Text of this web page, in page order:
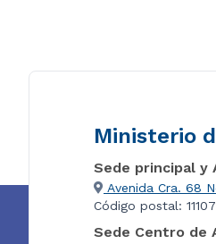
Ministerio
Sede principal y
Avenida Cra. 68
Código postal:
Sede Centro de